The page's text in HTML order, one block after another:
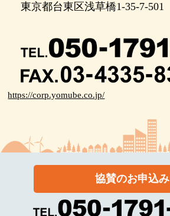
東京都台東区浅草橋1-35-7-501
https://corp.yomube.co.jp/
協賛のお申込み